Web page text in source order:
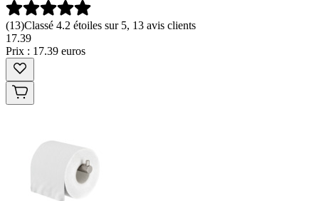
(13)Classé 4.2 étoiles sur 5, 13 avis clients
17.39
Prix : 17.39 euros